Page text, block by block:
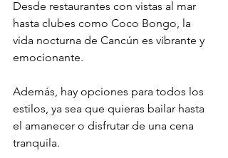
Desde restaurantes con vistas al mar
hasta clubes como Coco Bongo, la
vida nocturna de Cancún es vibrante y
emocionante.
Además, hay opciones para todos los
estilos, ya sea que quieras bailar hasta
el amanecer o disfrutar de una cena
tranquila.